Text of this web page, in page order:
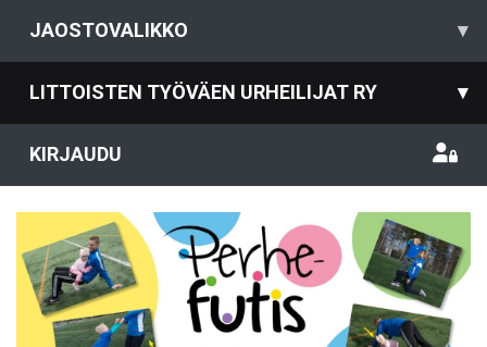
JAOSTOVALIKKO ▾
LITTOISTEN TYÖVÄEN URHEILIJAT RY ▾
KIRJAUDU